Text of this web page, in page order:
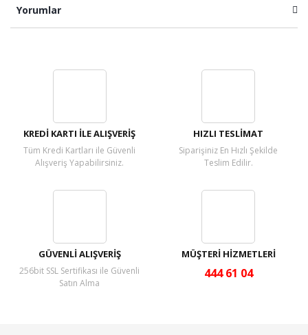
Yorumlar
KREDİ KARTI İLE ALIŞVERİŞ
Tüm Kredi Kartları ile Güvenli
Alışveriş Yapabilirsiniz.
HIZLI TESLİMAT
Siparişiniz En Hızlı Şekilde
Teslim Edilir.
GÜVENLİ ALIŞVERİŞ
256bit SSL Sertifikası ile Güvenli
Satın Alma
MÜŞTERİ HİZMETLERİ
444 61 04